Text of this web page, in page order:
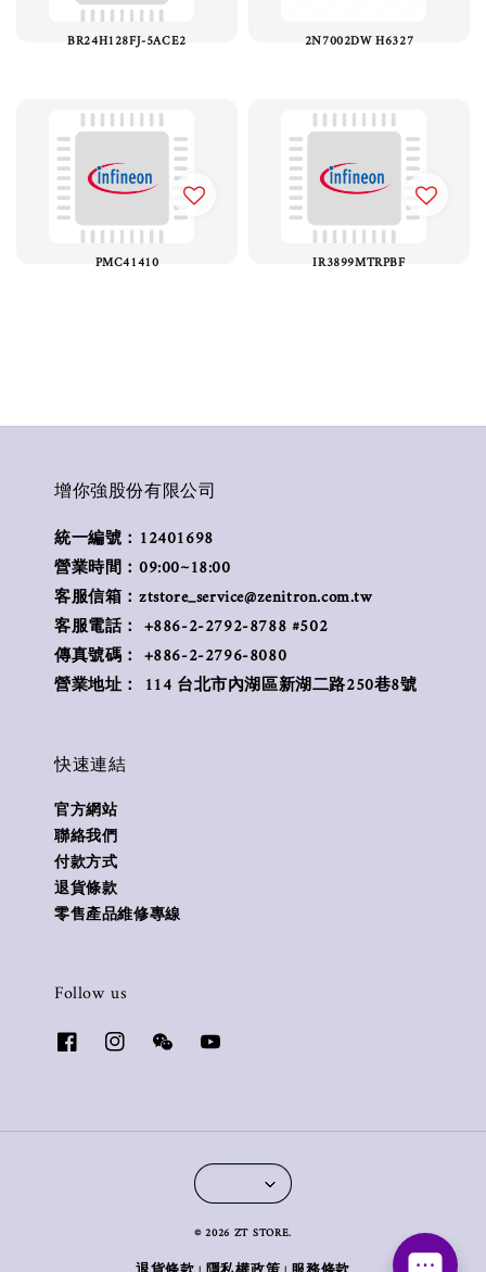
BR24H128FJ-5ACE2 2N7002DW H6327
PMC41410 IR3899MTRPBF
增你強股份有限公司
統一編號：12401698
營業時間：09:00~18:00
客服信箱：ztstore_service@zenitron.com.tw
客服電話： +886-2-2792-8788 #502
傳真號碼： +886-2-2796-8080
營業地址： 114 台北市內湖區新湖二路250巷8號
快速連結
官方網站
聯絡我們
付款方式
退貨條款
零售產品維修專線
Follow us
© 2026 ZT STORE.